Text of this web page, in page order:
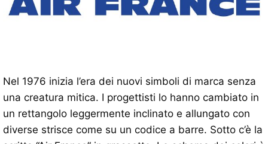
Nel 1976 inizia l’era dei nuovi simboli di marca senza
una creatura mitica. I progettisti lo hanno cambiato in
un rettangolo leggermente inclinato e allungato con
diverse strisce come su un codice a barre. Sotto c’è la